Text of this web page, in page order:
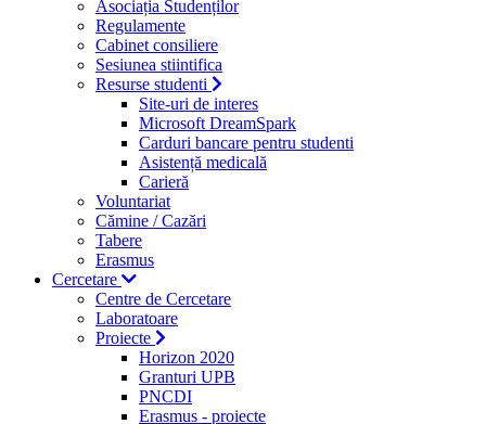
Asociația Studenților
Regulamente
Cabinet consiliere
Sesiunea stiintifica
Resurse studenti
Site-uri de interes
Microsoft DreamSpark
Carduri bancare pentru studenti
Asistență medicală
Carieră
Voluntariat
Cămine / Cazări
Tabere
Erasmus
Cercetare
Centre de Cercetare
Laboratoare
Proiecte
Horizon 2020
Granturi UPB
PNCDI
Erasmus - proiecte